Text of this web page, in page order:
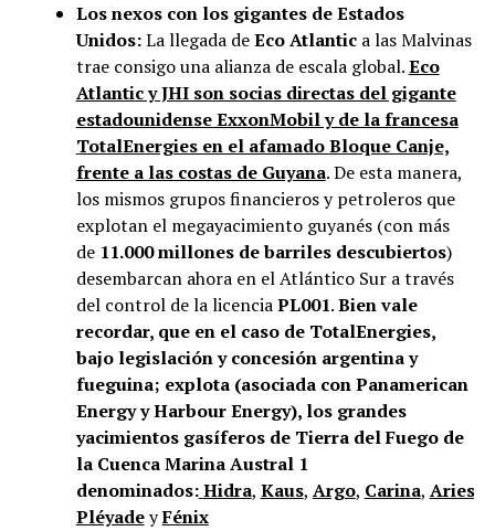
Los nexos con los gigantes de Estados
Unidos:La llegada deEco Atlantica las Malvinas
trae consigo una alianza de escala global.Eco
Atlantic y JHI son socias directas del gigante
estadounidense ExxonMobil y de la francesa
TotalEnergies en el afamado Bloque Canje,
frente a las costas de Guyana. De esta manera,
los mismos grupos financieros y petroleros que
explotan el megayacimiento guyanés (con más
de 11.000 millones de barriles descubiertos)
desembarcan ahora en el Atlántico Sur a través
del control de la licenciaPL001.Bien vale
recordar, que en el caso de TotalEnergies,
bajo legislación y concesión argentina y
fueguina; explota (asociada con Panamerican
Energy y Harbour Energy), los grandes
yacimientos gasíferos de Tierra del Fuego de
la Cuenca Marina Austral 1
denominados:Hidra, Kaus, Argo, Carina, Aries
PléyadeyFénix